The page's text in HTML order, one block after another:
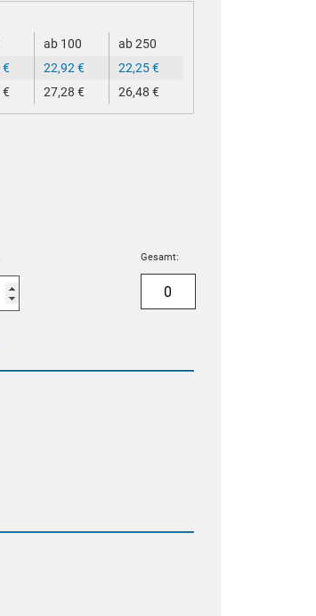
ab 100
ab 250
€ 22,92€ 22,25€
€ 27,28 € 26,48 €
Gesamt: